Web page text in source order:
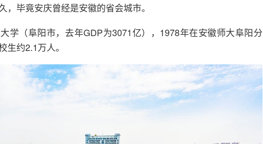
，毕竟安庆曾经是安徽的省会城市。
学（阜阳市，去年GDP为3071亿），1978年在安徽师大阜阳分
生约2.1万人。